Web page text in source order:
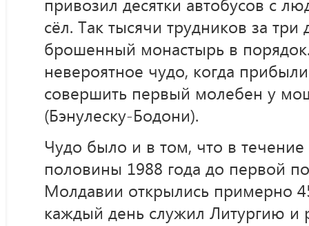
сёл. Так тысячи трудников за три
брошенный монастырь в
невероятное чудо, когда
совершить первый молебен у
(Бэнулеску-Бодони).
Чудо было и в том, что в
половины 1988 года до первой
Молдавии открылись примерно
каждый день служил Литургию и